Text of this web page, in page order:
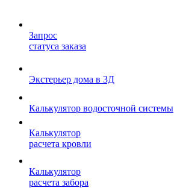
Запрос
статуса заказа
Экстерьер дома в 3Д
Калькулятор водосточной системы
Калькулятор
расчета кровли
Калькулятор
расчета забора